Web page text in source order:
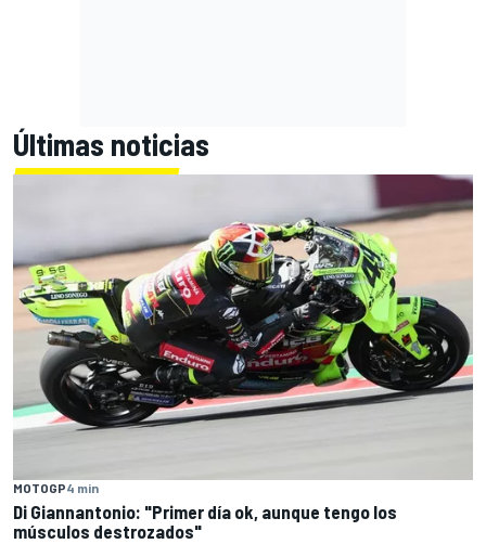
Últimas noticias
MOTOGP4 min
Di Giannantonio: "Primer día ok, aunque tengo los
músculos destrozados"